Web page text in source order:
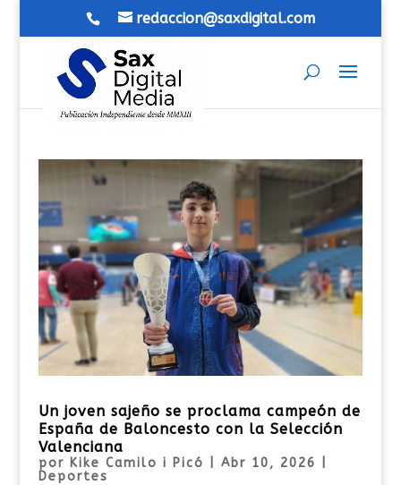
redaccion@saxdigital.com
Un joven sajeño se proclama campeón de
España de Baloncesto con la Selección
Valenciana
por Kike Camilo i Picó Abr 10, 2026
Deportes